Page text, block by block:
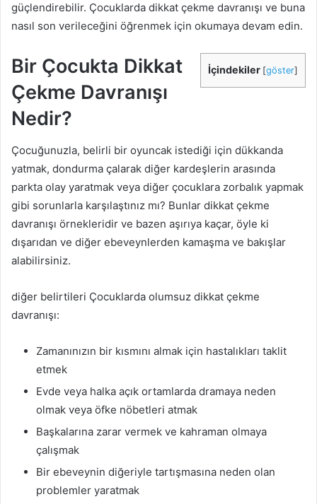
güçlendirebilir. Çocuklarda dikkat çekme davranışı ve buna
nasıl son verileceğini öğrenmek için okumaya devam edin.
İçindekiler [göster]
Bir Çocukta Dikkat
Çekme Davranışı
Nedir?
Çocuğunuzla, belirli bir oyuncak istediği için dükkanda
yatmak, dondurma çalarak diğer kardeşlerin arasında
parkta olay yaratmak veya diğer çocuklara zorbalık yapmak
gibi sorunlarla karşılaştınız mı? Bunlar dikkat çekme
davranışı örnekleridir ve bazen aşırıya kaçar, öyle ki
dışarıdan ve diğer ebeveynlerden kamaşma ve bakışlar
alabilirsiniz.
diğer belirtileri Çocuklarda olumsuz dikkat çekme
davranışı:
Zamanınızın bir kısmını almak için hastalıkları taklit
etmek
Evde veya halka açık ortamlarda dramaya neden
olmak veya öfke nöbetleri atmak
Başkalarına zarar vermek ve kahraman olmaya
çalışmak
Bir ebeveynin diğeriyle tartışmasına neden olan
problemler yaratmak